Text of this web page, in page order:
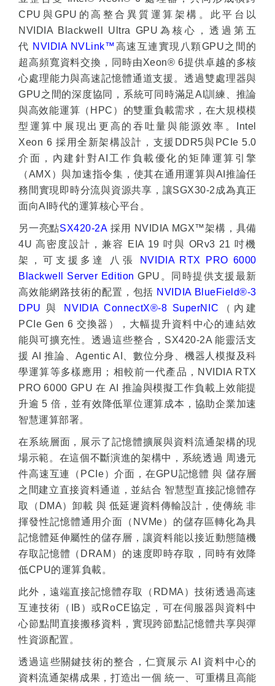
CPU 與GPU 的高整合異質運算架構。此平台以
NVIDIA Blackwell Ultra GPU 為核心，透過第五
代 NVIDIA NVLink™高速互連實現八顆GPU之間的
超高頻寬資料交換，同時由Xeon® 6提供卓越的多核
心處理能力與高速記憶體通道支援。透過雙處理器與
GPU之間的深度協同，系統可同時滿足AI訓練、推論
與高效能運算（ HPC ）的雙重負載需求，在大規模模
型運算中展現出更高的吞吐量與能源效率。
Intel
Xeon 6 採用全新架構設計，支援 DDR5與 PCIe 5.0
介面，內建針對AI 工作負載優化的矩陣運算引擎
（AMX ）與加速指令集，使其在通用運算與AI 推論任
務間實現即時分流與資源共享，讓SGX30-2 成為真正
面向AI 時代的運算核心平台。
另一亮點SX420-2A 採用 NVIDIA MGX™架構，具備
4U高密度設計，兼容 EIA 19 吋與 ORv3 21 吋機
架，可支援多達
八張
NVIDIA RTX PRO 6000
Blackwell Server Edition GPU 。同時提供支援最新
高效能網路技術的配置，包括 NVIDIA BlueField®-3
DPU
與 NVIDIA ConnectX®-8 SuperNIC （內建
PCIe Gen 6 交換器），大幅提升資料中心的連結效
能與可擴充性。透過這些整合， SX420-2A能靈活支
援 AI推論、 Agentic AI
、數位分身、機器人模擬及科
學運算等多樣應用；相較前一代產品， NVIDIA RTX
PRO 6000 GPU在 AI 推論與模擬工作負載上效能提
升逾 5 倍，並有效降低單位運算成本，協助企業加速
智慧運算部署。
在系統層面，展示了記憶體擴展與資料流通架構的現
場示範。在這個不斷演進的架構中，系統透過 周邊元
件高速互連（ PCIe）介面，在GPU記憶體 與 儲存層
之間建立直接資料通道，並結合 智慧型直接記憶體存
取（ DMA）卸載 與 低延遲資料傳輸設計，使傳統 非
揮發性記憶體通用介面（ NVMe）的儲存區轉化為具
記憶體延伸屬性的儲存層，讓資料能以接近動態隨機
存取記憶體（ DRAM ）的速度即時存取，同時有效降
低CPU的運算負載。
此外，遠端直接記憶體存取（ RDMA ）技術透過高速
互連技術（ IB ）或RoCE協定，可在伺服器與資料中
心節點間直接搬移資料，實現跨節點記憶體共享與彈
性資源配置。
透過這些關鍵技術的整合，仁寶展示 AI 資料中心的
資料流通架構成果，打造出一個 統一、可重構且高能